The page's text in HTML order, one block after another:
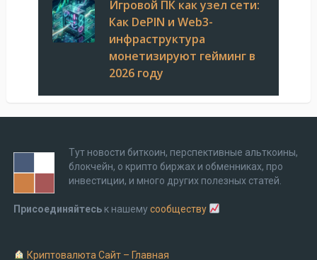
Игровой ПК как узел сети:
Как DePIN и Web3-
инфраструктура
монетизируют гейминг в
2026 году
Тут новости биткоин, перспективные альткоины,
блокчейн, о крипто биржах и обменниках, про
инвестиции, и много других полезных статей.
Присоединяйтесь к нашемусообществу
Криптовалюта Cайт – Главная